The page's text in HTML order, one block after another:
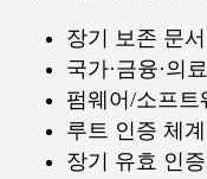
장기 보존 문서
국가·금융·의
펌웨어/소프트
루트 인증 체계
장기 유효 인